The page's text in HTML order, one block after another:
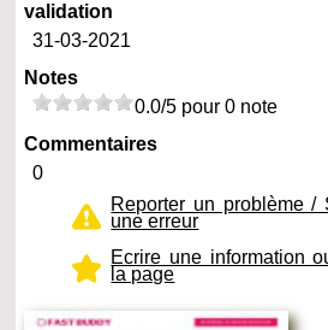
validation
31-03-2021
Notes
0.0/5 pour 0 note
Commentaires
0
Reporter un problème /
une erreur
Ecrire une information
la page